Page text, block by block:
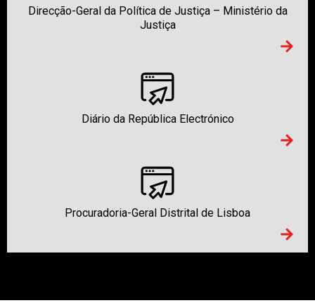
Direcção-Geral da Política de Justiça – Ministério da
Justiça
Diário da República Electrónico
Procuradoria-Geral Distrital de Lisboa